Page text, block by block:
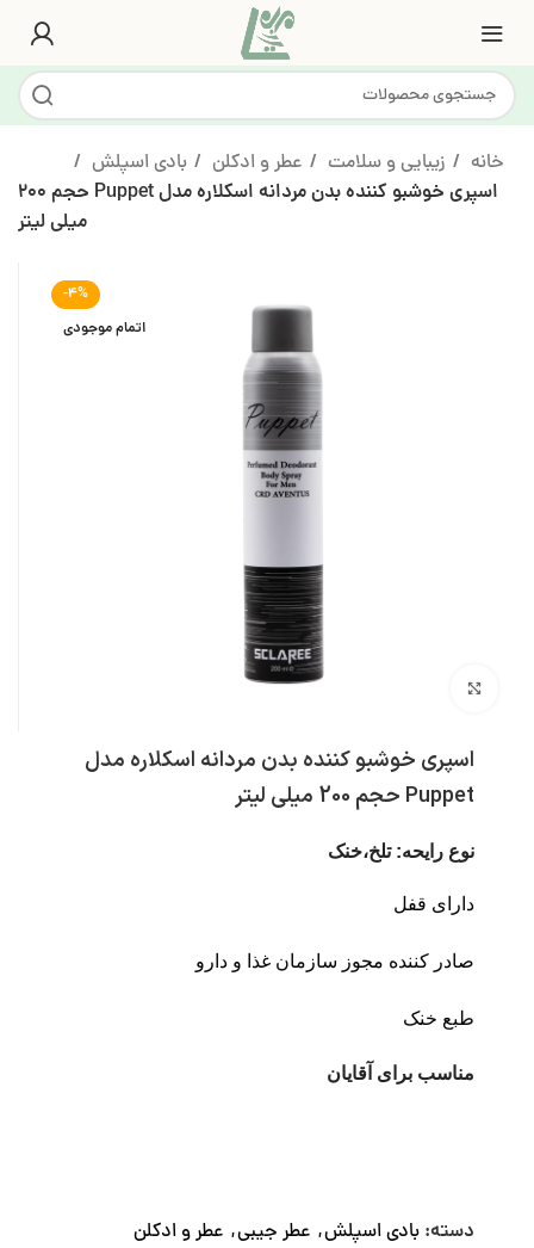
خانه زیبایی و سلامت عطر و ادکلن
بادی اسپلش
اسپری خوشبو کننده بدن مردانه اسکلاره مدل Puppet حجم 200
میلی لیتر
-4%
اتمام موجودی
اسپری خوشبو کننده بدن مردانه اسکلاره مدل
Puppet حجم 200 میلی لیتر
نوع رایحه: تلخ،خنک
دارای قفل
صادر کننده مجوز سازمان غذا و دارو
طبع خنک
مناسب برای آقایان
دسته: بادی اسپلش, عطر جیبی, عطر و ادکلن